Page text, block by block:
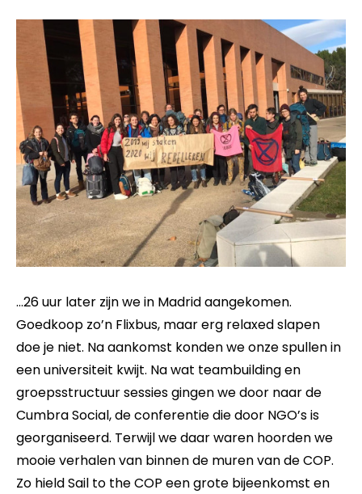
…26 uur later zijn we in Madrid aangekomen.
Goedkoop zo’n Flixbus, maar erg relaxed slapen
doe je niet. Na aankomst konden we onze spullen in
een universiteit kwijt. Na wat teambuilding en
groepsstructuur sessies gingen we door naar de
Cumbra Social, de conferentie die door NGO’s is
georganiseerd. Terwijl we daar waren hoorden we
mooie verhalen van binnen de muren van de COP.
Zo hield Sail to the COP een grote bijeenkomst en